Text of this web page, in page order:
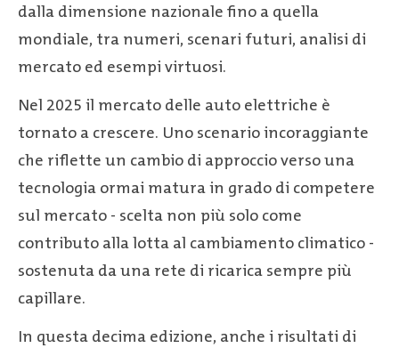
dalla dimensione nazionale fino a quella
mondiale, tra numeri, scenari futuri, analisi di
mercato ed esempi virtuosi.
Nel 2025 il mercato delle auto elettriche è
tornato a crescere. Uno scenario incoraggiante
che riflette un cambio di approccio verso una
tecnologia ormai matura in grado di competere
sul mercato - scelta non più solo come
contributo alla lotta al cambiamento climatico -
sostenuta da una rete di ricarica sempre più
capillare.
In questa decima edizione, anche i risultati di